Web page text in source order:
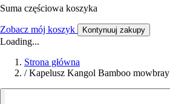
Suma częściowa koszyka
Zobacz mój koszyk Kontynuuj zakupy
Loading...
Strona główna
/ Kapelusz Kangol Bamboo mowbray